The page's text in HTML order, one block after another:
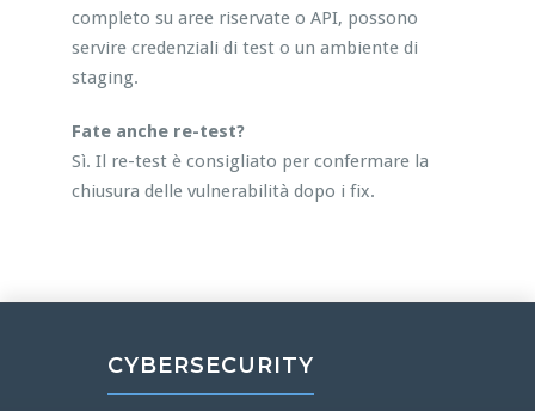
completo su aree riservate o API, possono
servire credenziali di test o un ambiente di
staging.
Fate anche re-test?
Sì. Il re-test è consigliato per confermare la
chiusura delle vulnerabilità dopo i fix.
CYBERSECURITY